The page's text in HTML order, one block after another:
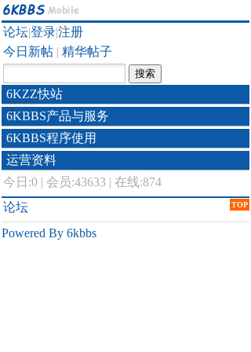
论坛|登录|注册
今日新帖 | 精华帖子
6KZZ快站
6KBBS产品与服务
6KBBS程序使用
运营资料
今日:0 | 会员:43633 | 在线:874
TOP
论坛
Powered By 6kbbs